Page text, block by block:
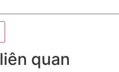
quan